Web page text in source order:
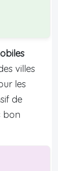
villes
les
de
bon